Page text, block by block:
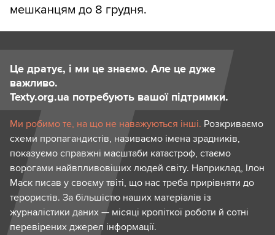
мешканцям до 8 грудня.
Це дратує, і ми це знаємо. Але це дуже
важливо.
Texty.org.ua потребують вашої підтримки.
Ми робимо те, на що не наважуються інші. Розкриваємо
схеми пропагандистів, називаємо імена зрадників,
показуємо справжні масштаби катастроф, стаємо
ворогами найвпливовіших людей світу. Наприклад, Ілон
Маск писав у своєму твіті, що нас треба прирівняти до
терористів. За більшістю наших матеріалів із
журналістики даних — місяці кропіткої роботи й сотні
перевірених джерел інформації.